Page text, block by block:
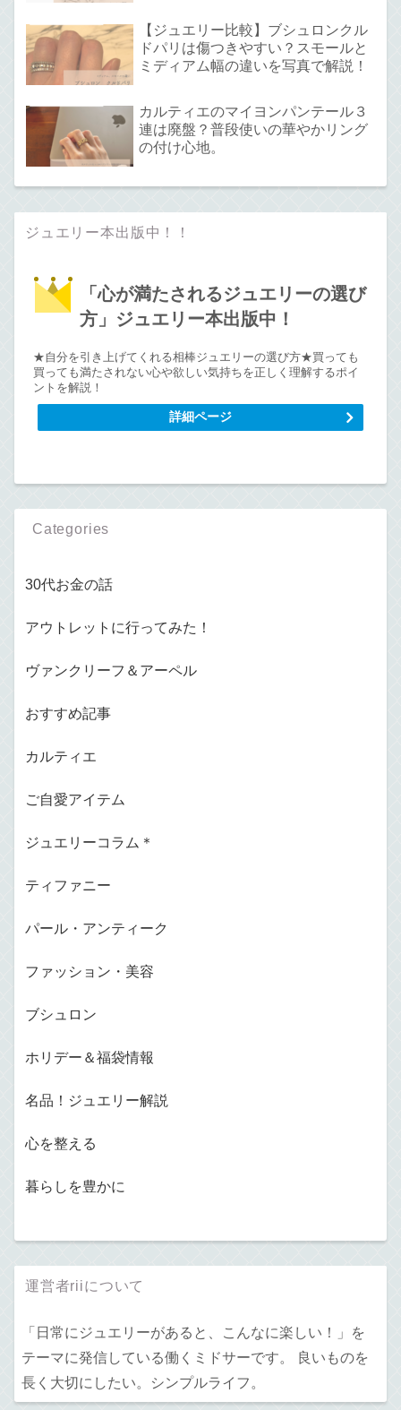
【ジュエリー比較】ブシュロンクル
ドパリは傷つきやすい？スモールと
ミディアム幅の違いを写真で解説！
カルティエのマイヨンパンテール３
連は廃盤？普段使いの華やかリング
の付け心地。
ジュエリー本出版中！！
「心が満たされるジュエリーの選び
方」ジュエリー本出版中！
★自分を引き上げてくれる相棒ジュエリーの選び方★買っても
買っても満たされない心や欲しい気持ちを正しく理解するポイ
ントを解説！
詳細ページ
Categories
30代お金の話
アウトレットに行ってみた！
ヴァンクリーフ＆アーペル
おすすめ記事
カルティエ
ご自愛アイテム
ジュエリーコラム＊
ティファニー
パール・アンティーク
ファッション・美容
ブシュロン
ホリデー＆福袋情報
名品！ジュエリー解説
心を整える
暮らしを豊かに
運営者riiについて
「日常にジュエリーがあると、こんなに楽しい！」を
テーマに発信している働くミドサーです。 良いものを
長く大切にしたい。シンプルライフ。